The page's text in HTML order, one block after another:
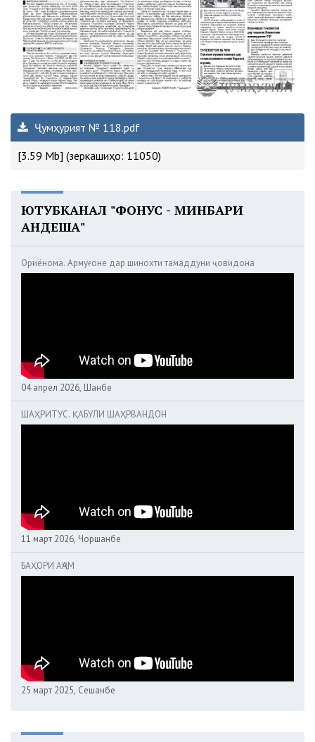
Ҷумҳурият № 118.pdf
[3.59 Mb] (зеркашиҳо: 11050)
ЮТУБКАНАЛ "ФОНУС - МИНБАРИ
АНДЕША"
Ориёнома. Армуғоне дар шинохти тамаддуни ҷовидона
04 апрел 2026, Шанбе
ШАҲРИТУС. ҚАБУЛИ ШАҲРВАНДОН
11 март 2026, Чоршанбе
БАҲОРИ АҶАМ
25 март 2025, Сешанбе